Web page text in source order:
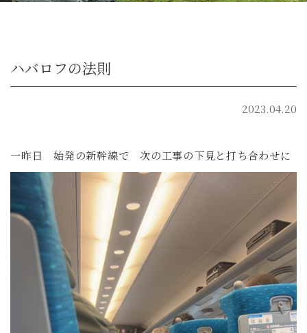
ハバロフの法則
2023.04.20
一昨日 始発の新幹線で 次の工事の下見と打ち合わせに